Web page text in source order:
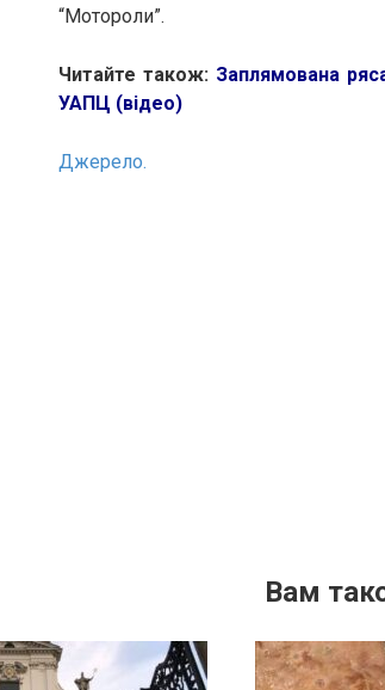
“Мотороли”.
Читайте також: Заплямована
УАПЦ (відео)
Джерело.
Вам